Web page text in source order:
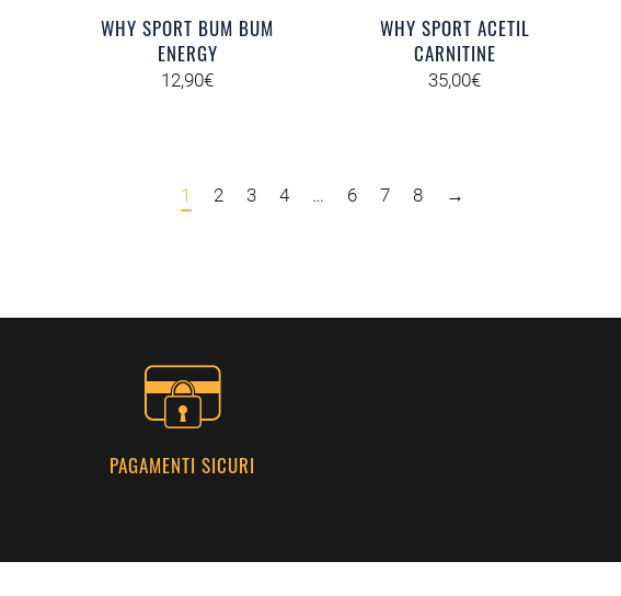
WHY SPORT BUM BUM
ENERGY
12,90€
WHY SPORT ACETIL
CARNITINE
35,00€
1 2 3 4 … 6 7 8 →
PAGAMENTI SICURI